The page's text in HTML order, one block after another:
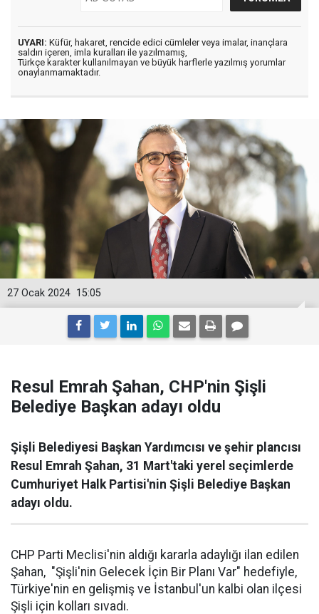
UYARI: Küfür, hakaret, rencide edici cümleler veya imalar, inançlara
saldırı içeren, imla kuralları ile yazılmamış,
Türkçe karakter kullanılmayan ve büyük harflerle yazılmış yorumlar
onaylanmamaktadır.
15:05
27 Ocak 2024
Resul Emrah Şahan, CHP'nin Şişli
Belediye Başkan adayı oldu
Şişli Belediyesi Başkan Yardımcısı ve şehir plancısı
Resul Emrah Şahan, 31 Mart'taki yerel seçimlerde
Cumhuriyet Halk Partisi'nin Şişli Belediye Başkan
adayı oldu.
CHP Parti Meclisi'nin aldığı kararla adaylığı ilan edilen
Şahan, "Şişli'nin Gelecek İçin Bir Planı Var" hedefiyle,
Türkiye'nin en gelişmiş ve İstanbul'un kalbi olan ilçesi
Şişli için kolları sıvadı.